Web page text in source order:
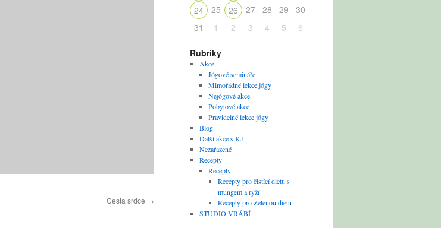
Cesta srdce →
24
25 26 27 28 29
30
31
1 2 3 4 5 6
Rubriky
Akce
Jógové semináře
Mimořádné lekce jógy
Nejógové akce
Pobytové akce
Pravidelné lekce jógy
Blog
Další akce s KJ
Nezařazené
Recepty
Recepty
Recepty pro čistící dietu s
mungem a rýží
Recepty pro Zelenou dietu
STUDIO VRÁBÍ